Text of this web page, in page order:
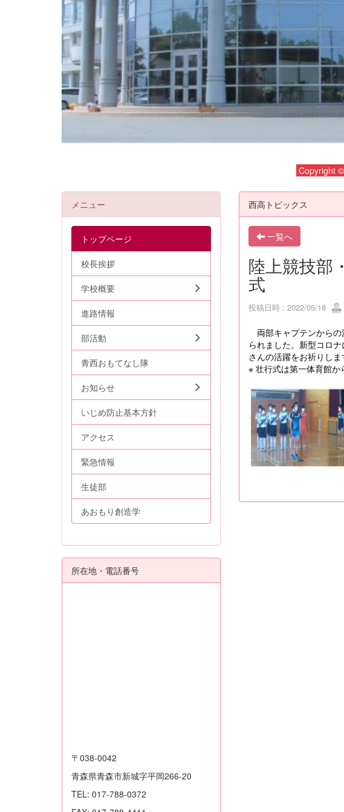
Copyright
西高トピックス
一覧へ
陸上競技部
式
投稿日時 : 2022/05/18
両部キャプテンからの
られました。新型コロ
さんの活躍をお祈りしま
※ 壮行式は第一体育館か
メニュー
トップページ
校長挨拶
学校概要
進路情報
部活動
青西おもてなし隊
お知らせ
いじめ防止基本方針
アクセス
緊急情報
生徒部
あおもり創造学
所在地・電話番号
〒038-0042
青森県青森市新城字平岡266-20
TEL: 017-788-0372